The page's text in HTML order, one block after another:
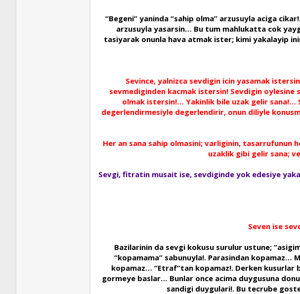
“Begeni” yaninda “sahip olma” arzusuyla aciga
arzusuyla yasarsin… Bu tum mahlukatta cok
tasiyarak onunla hava atmak ister; kimi yakalayip
Sevince, yalnizca sevdigin icin yasamak
sevmediginden kacmak istersin! Sevdigin
olmak istersin!… Yakinlik bile uzak gelir sana!…
degerlendirmesiyle degerlendirir, onun diliyle
Her an sana sahip olmasini; varliginin, tasarrufunun
uzaklik gibi gelir sana;
Sevgi, fitratin musait ise, sevdiginde yok edesiye
Seven ise
Bazilarinin da sevgi kokusu surulur ustune;
“kopamama” sabunuyla!. Parasindan
kopamaz… “Etraf”tan kopamaz!. Derken
gormeye baslar… Bunlar once acima duygusuna
sandigi duygulari!. Bu tecrube